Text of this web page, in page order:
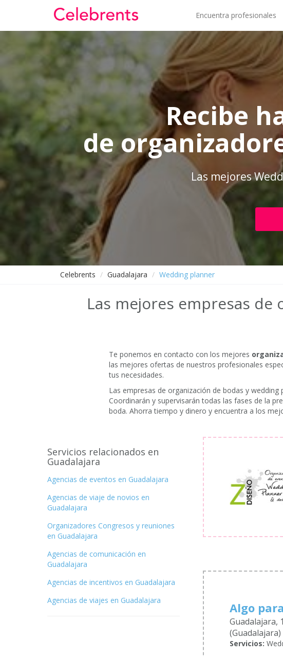
Encuentra profesionales
Recibe
de
Las mejores
Celebrents Guadalajara Wedding planner
Las mejores empresas
Te ponemos en contacto con los mejores
las mejores ofertas de nuestros profesionales
tus necesidades.
Las empresas de organización de bodas y
Coordinarán y supervisarán todas las fases de la
boda. Ahorra tiempo y dinero y encuentra a los
Servicios relacionados en
Guadalajara
Agencias de eventos en Guadalajara
Agencias de viaje de novios en
Guadalajara
Organizadores Congresos y reuniones
en Guadalajara
Agencias de comunicación en
Guadalajara
Agencias de incentivos en Guadalajara
Agencias de viajes en Guadalajara
Algo
Guadalajara,
(Guadalajara)
Servicios: